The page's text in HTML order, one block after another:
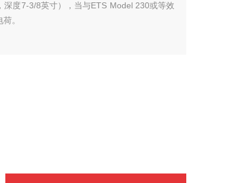
度7-3/8英寸），当与ETS Model 230或等效
。